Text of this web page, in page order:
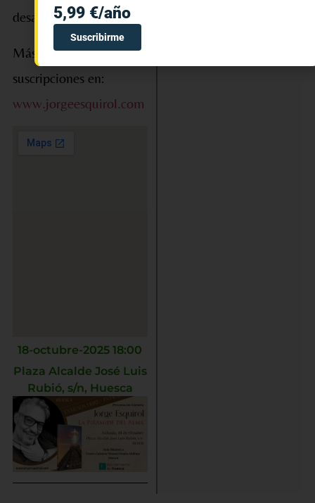
desarrollo personal.
Más información y
suscripciones en:
www.jorgeesquirol.com
18-octubre-2025 18:00
Plaza Alcalde José Luis
Rubió, s/n, Huesca
5,99 €/año
Suscribirme